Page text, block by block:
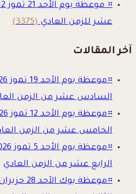
።
عشر للزمن العادي(3375)
آخر المقالات
።
السادس عشر من الزمن
።
الخامس عشر من الزمن
።
الرابع عشر من الزمن العادي
።